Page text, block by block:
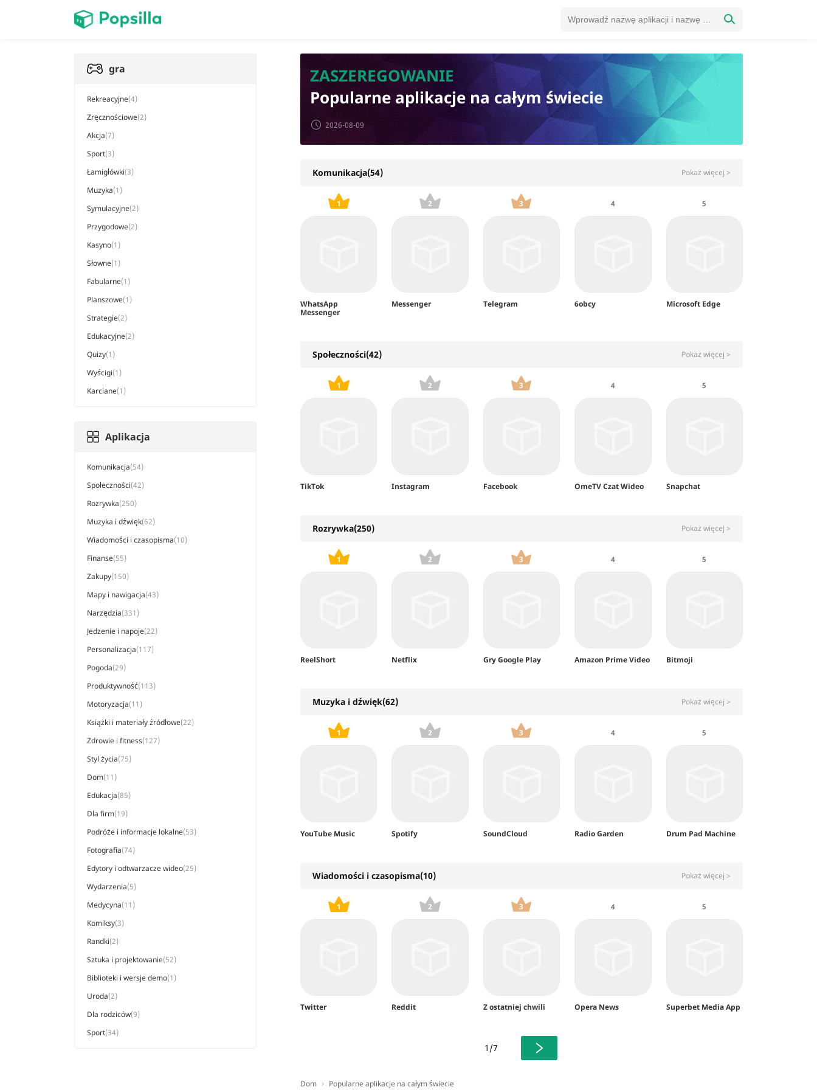
gra Nowa praca
ZASZEREGOWANIE
Popularne aplikacje na całym świecie
2026-08-09
Komunikacja(54) Pokaż więcej >
1
WhatsApp
Messenger
2
Messenger
3
Telegram
4
6obcy
5
Microsoft Edge
Społeczności(42) Pokaż więcej >
1
TikTok
2
Instagram
3
Facebook
4
OmeTV Czat Wideo
5
Snapchat
Rozrywka(250) Pokaż więcej >
1
ReelShort
2
Netflix
3
Gry Google Play
4
Amazon Prime Video
5
Bitmoji
Muzyka i dźwięk(62) Pokaż więcej >
1
YouTube Music
2
Spotify
3
SoundCloud
4
Radio Garden
5
Drum Pad Machine
Wiadomości i czasopisma(10) Pokaż więcej >
1
Twitter
2
Reddit
3
Z ostatniej chwili
4
Opera News
5
Superbet Media App
1/7
Dom › Popularne aplikacje na całym świecie
gra
Rekreacyjne(4)
Zręcznościowe(2)
Akcja(7)
Sport(3)
Łamigłówki(3)
Muzyka(1)
Symulacyjne(2)
Przygodowe(2)
Kasyno(1)
Słowne(1)
Fabularne(1)
Planszowe(1)
Strategie(2)
Edukacyjne(2)
Quizy(1)
Wyścigi(1)
Karciane(1)
Aplikacja
Komunikacja(54)
Społeczności(42)
Rozrywka(250)
Muzyka i dźwięk(62)
Wiadomości i czasopisma(10)
Finanse(55)
Zakupy(150)
Mapy i nawigacja(43)
Narzędzia(331)
Jedzenie i napoje(22)
Personalizacja(117)
Pogoda(29)
Produktywność(113)
Motoryzacja(11)
Książki i materiały źródłowe(22)
Zdrowie i fitness(127)
Styl życia(75)
Dom(11)
Edukacja(85)
Dla firm(19)
Podróże i informacje lokalne(53)
Fotografia(74)
Edytory i odtwarzacze wideo(25)
Wydarzenia(5)
Medycyna(11)
Komiksy(3)
Randki(2)
Sztuka i projektowanie(52)
Biblioteki i wersje demo(1)
Uroda(2)
Dla rodziców(9)
Sport(34)